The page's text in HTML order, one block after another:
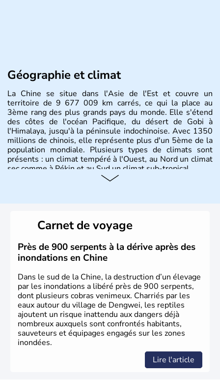
Géographie et climat
La Chine se situe dans l'Asie de l'Est et couvre un
territoire de 9 677 009 km carrés, ce qui la place au
3ème rang des plus grands pays du monde. Elle s'étend
des côtes de l'océan Pacifique, du désert de Gobi à
l'Himalaya, jusqu'à la péninsule indochinoise. Avec 1350
millions de chinois, elle représente plus d'un 5ème de la
population mondiale. Plusieurs types de climats sont
présents : un climat tempéré à l'Ouest, au Nord un climat
sec comme à Pékin et au Sud un climat sub-tropical.
dynasties. La dynastie Qing a été la dernière à régner
jusqu'aux guerres de l'opium lorsque la Chine s'est
constituée comme nation et a retrouvé son indépendance
en 1945. Illustre pays en matière d'inventions avant-
gardistes, la Chine a été la première utilisatrice du papier,
de l'imprimerie à caractères mobiles, de la boussole et de
la poudre à canon.
Carnet de voyage
Près de 900 serpents à la dérive après des
inondations en Chine
Dans le sud de la Chine, la destruction d’un élevage
par les inondations a libéré près de 900 serpents,
dont plusieurs cobras venimeux. Charriés par les
eaux autour du village de Dengwei, les reptiles
ajoutent un risque inattendu aux dangers déjà
nombreux auxquels sont confrontés habitants,
sauveteurs et équipages engagés sur les zones
inondées.
Lire l'article